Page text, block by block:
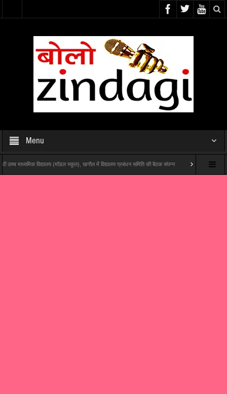
Menu
विद्यालय (मॉडल स्कूल), खगौल में विद्यालय प्रबंधन समिति की बैठक संपन्न यश राज फिल्म्स और पोशम पा